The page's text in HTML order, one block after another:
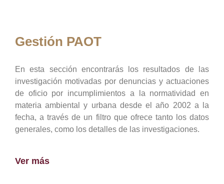
Gestión PAOT
En esta sección encontrarás los resultados de las
investigación motivadas por denuncias y actuaciones
de oficio por incumplimientos a la normatividad en
materia ambiental y urbana desde el año 2002 a la
fecha, a través de un filtro que ofrece tanto los datos
generales, como los detalles de las investigaciones.
Ver más